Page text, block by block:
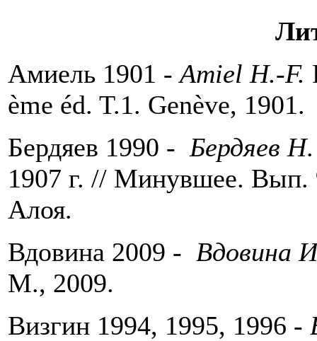
Амиель 1901 -Amiel H.-F.
ème éd. T.1. Genève, 1901.
Бердяев 1990 - Бердяев Н
1907 г. // Минувшее. Вып.
Алоя.
Вдовина 2009 - Вдовина
М., 2009.
Визгин 1994, 1995, 1996 -